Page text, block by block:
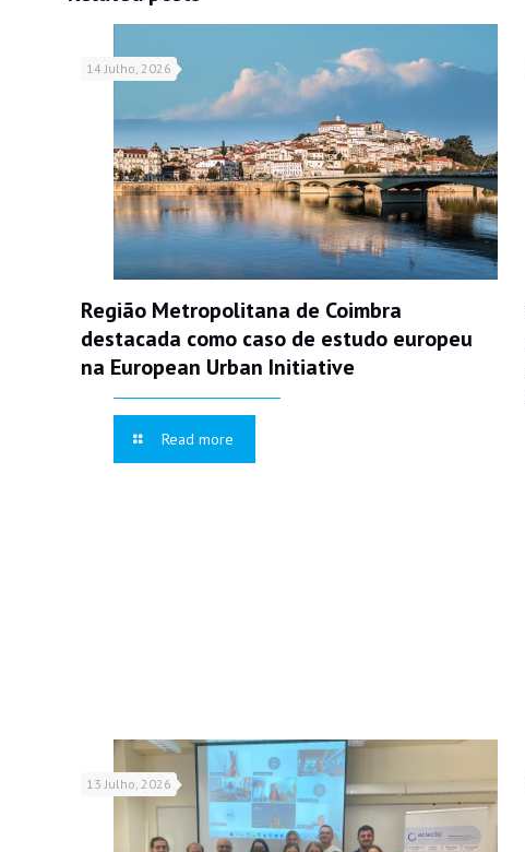
14 Julho, 2026
Região Metropolitana de Coimbra
destacada como caso de estudo europeu
na European Urban Initiative
Read more
13 Julho, 2026